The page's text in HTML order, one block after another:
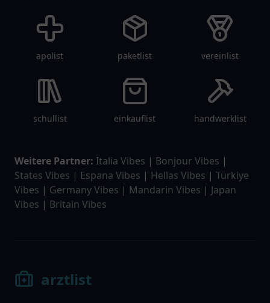
apolist paketlist vereinlist
schullist einkauflist handwerklist
Weitere Partner: Italia Vibes | Bonjour Vibes |
States Vibes | Espana Vibes | Hellas Vibes | Türkiye
Vibes | Germany Vibes | Mandarin Vibes | Japan
Vibes | Britain Vibes
arztlist